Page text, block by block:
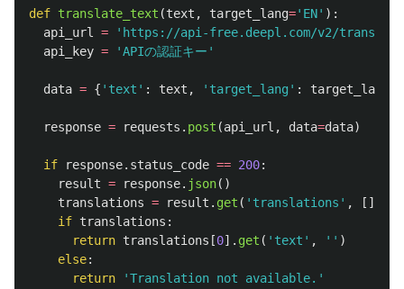
def translate_text (text , target_lang=' EN' ):
api_url
= ' https://api-free.deepl.com/v2/translate
api_key = 'APIの認証キー '
data = { ' text ' : text , ' target_lang ' : target_lang
response = requests . post (api_url , data=data)
if response. status_code == 200:
result = response. json()
translations = result . get ( ' translations ' ,
[])
if translations :
return translations [0]. get ( ' text ' , '' )
else:
return
'Translation not available. '